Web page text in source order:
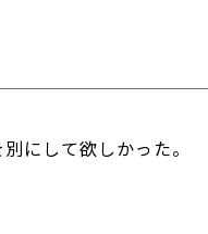
にして欲しかった。